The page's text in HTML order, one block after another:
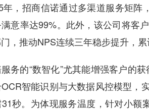
招商信诺通过多渠道服务矩阵
满意率达99%。此外，该公司将客
，推动NPS连续三年稳步提升，
的“数智化”尤其能增强客户的获
智能识别与大数据风控模型，
秒。为体现服务温度，针对小额